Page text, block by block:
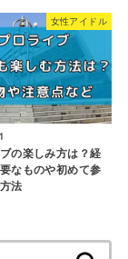
女性アイドル
の楽しみ方は？経
なものや初めて参
法